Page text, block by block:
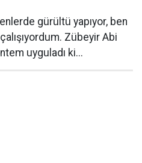
gürültü yapıyor, ben
Zübeyir Abi
uyguladı ki...